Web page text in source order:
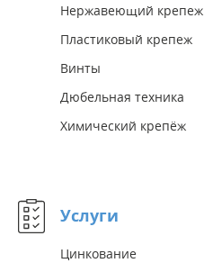
Нержавеющий крепеж
Пластиковый крепеж
Винты
Дюбельная техника
Химический крепёж
Услуги
Цинкование